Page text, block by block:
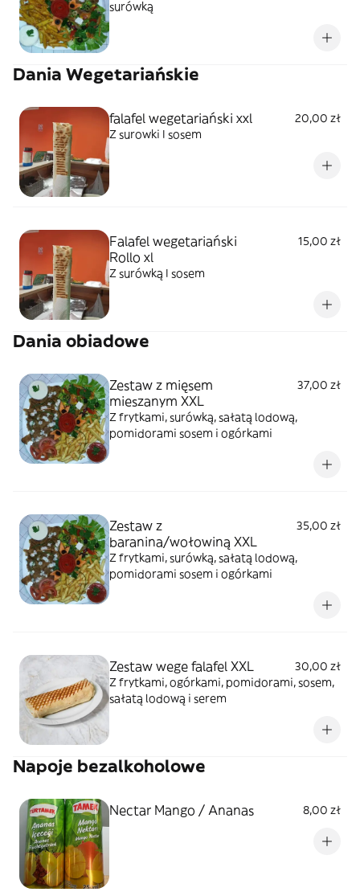
surówką
Dania Wegetariańskie
falafel wegetariański xxl
20,00 zł
Z surowki I sosem
Falafel wegetariański
Rollo xl
15,00 zł
Z surówką I sosem
Dania obiadowe
Zestaw z mięsem
mieszanym XXL
37,00 zł
Z frytkami, surówką, sałatą lodową,
pomidorami sosem i ogórkami
Zestaw z
baranina/wołowiną XXL
35,00 zł
Z frytkami, surówką, sałatą lodową,
pomidorami sosem i ogórkami
Zestaw wege falafel XXL
30,00 zł
Z frytkami, ogórkami, pomidorami, sosem,
sałatą lodową i serem
Napoje bezalkoholowe
Nectar Mango / Ananas 8,00 zł